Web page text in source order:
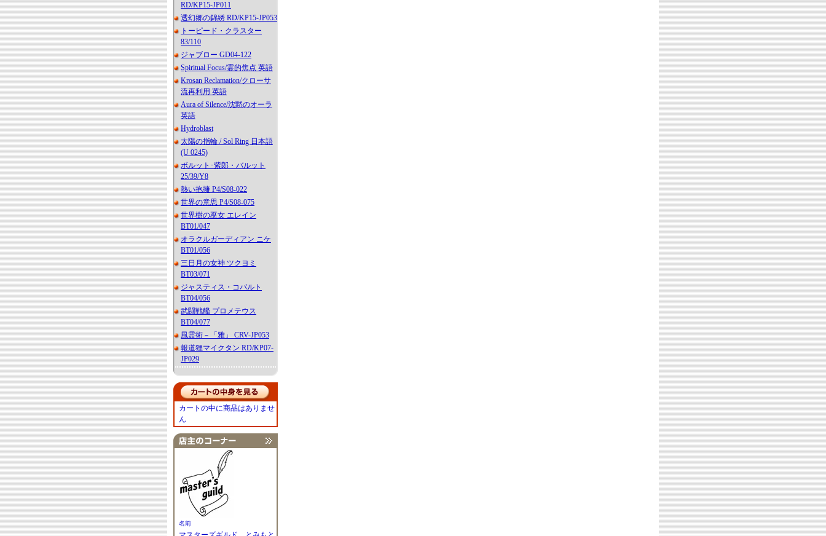
RD/KP15-JP011
透幻郷の錦綉 RD/KP15-JP053
トーピード・クラスター
83/110
ジャブロー GD04-122
Spiritual Focus/霊的焦点 英語
Krosan Reclamation/クローサ
流再利用 英語
Aura of Silence/沈黙のオーラ
英語
Hydroblast
太陽の指輪 / Sol Ring 日本語
(U 0245)
ボルット･紫郎・バルット
25/39/Y8
熱い抱擁 P4/S08-022
世界の意思 P4/S08-075
世界樹の巫女 エレイン
BT01/047
オラクルガーディアン ニケ
BT01/056
三日月の女神 ツクヨミ
BT03/071
ジャスティス・コバルト
BT04/056
武闘戦艦 プロメテウス
BT04/077
風霊術－「雅」 CRV-JP053
報道狸マイクタン RD/KP07-
JP029
カートの中に商品はありませ
ん
名前